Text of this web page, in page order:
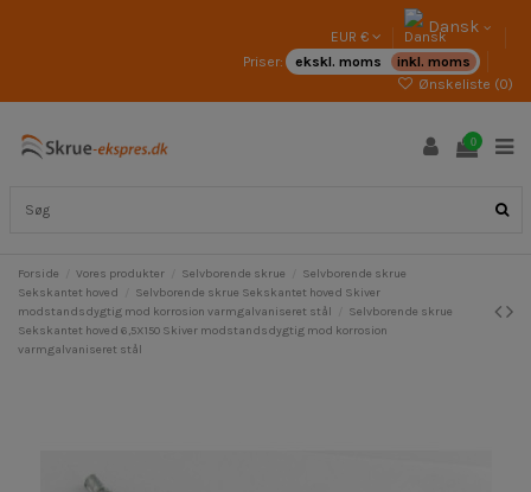
EUR € Dansk
Priser: ekskl. moms
inkl. moms
Ønskeliste (0)
0
Forside Vores produkter Selvborende skrue
Selvborende skrue
Sekskantet hoved
Selvborende skrue Sekskantet hoved Skiver
modstandsdygtig mod korrosion varmgalvaniseret stål
Selvborende skrue
Sekskantet hoved 6,5X150 Skiver modstandsdygtig mod korrosion
varmgalvaniseret stål